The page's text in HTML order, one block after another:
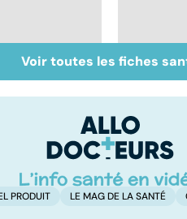
des
: que faire
Voir toutes les fiches
PRODUIT LE MAG DE LA SANTÉ